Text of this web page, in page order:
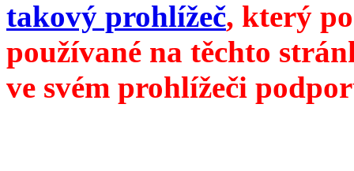
takový prohlížeč, který
používané na těchto
ve svém prohlížeči